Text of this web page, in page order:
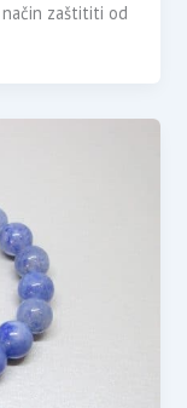
zaštititi od